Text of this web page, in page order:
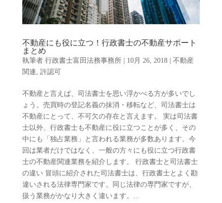
不動産にも役に立つ！行政書士の不動産サポート
まとめ
執筆者 行政書士富田法務事務所| 10月 26, 2018| 不動産
関連 許認可
不動産と言えば、司法書士を思い浮かべる方が多いでし
ょう。売買時の登記名義の抹消・移転など、司法書士は
不動産にとって、不可欠の存在と言えます。 実は司法書
士以外、行政書士も不動産に役に立つことが多く、その
中にも「独占業務」と言われる業務が多数あります。今
回は業者だけではなく、一般の方々にも役に立つ行政書
士の不動産関連業務を紹介します。 行政書士と司法書士
の違い 冒頭に紹介された司法書士は、行政書士とよく勘
違いされる法律専門家です。同じ法律の専門家ですが、
扱う業務がかなり大きく違います。...